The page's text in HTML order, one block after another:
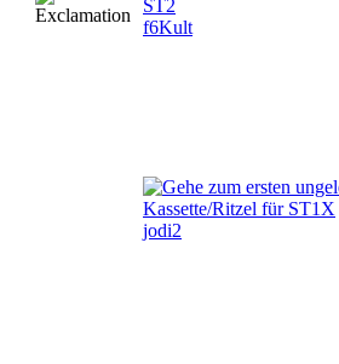
ST2
f6Kult
Kassette/Ritzel für ST1X
jodi2